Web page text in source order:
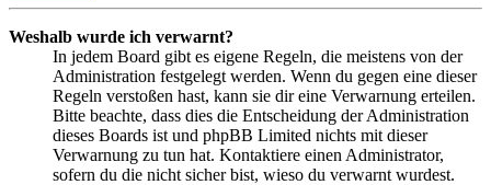
Weshalb wurde ich verwarnt?
In jedem Board gibt es eigene Regeln, die meistens von der
Administration festgelegt werden. Wenn du gegen eine dieser
Regeln verstoßen hast, kann sie dir eine Verwarnung erteilen.
Bitte beachte, dass dies die Entscheidung der Administration
dieses Boards ist und phpBB Limited nichts mit dieser
Verwarnung zu tun hat. Kontaktiere einen Administrator,
sofern du die nicht sicher bist, wieso du verwarnt wurdest.